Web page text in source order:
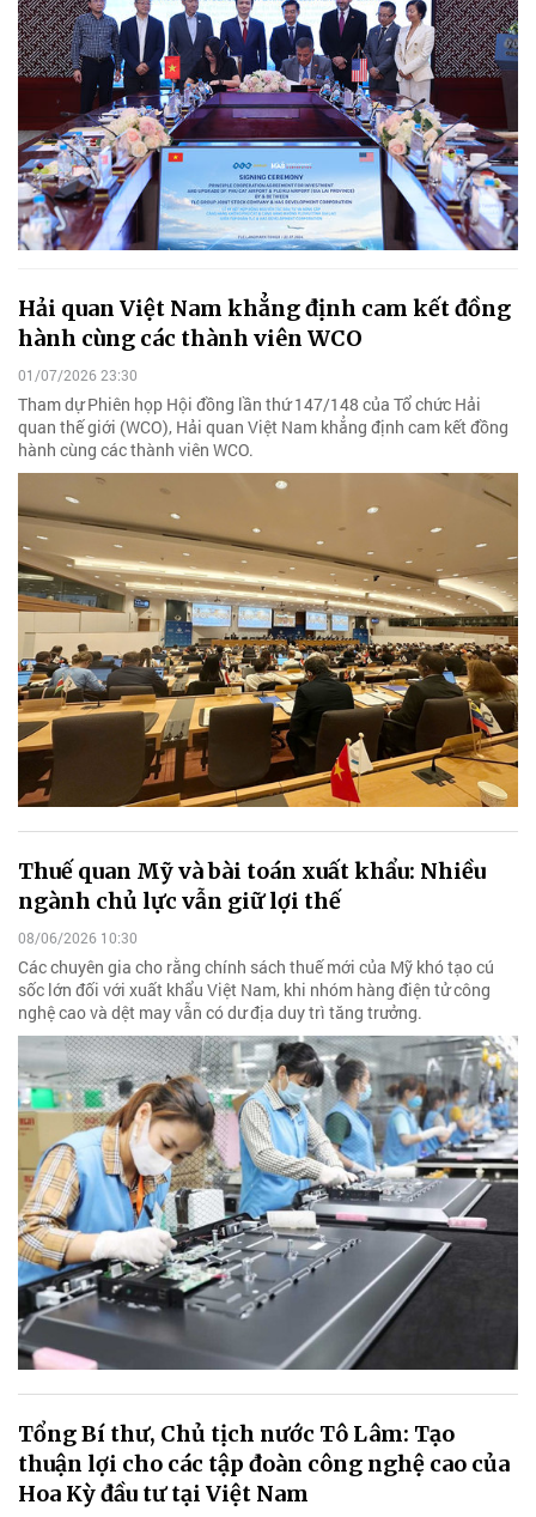
Hải quan Việt Nam khẳng định cam kết đồng
hành cùng các thành viên WCO
01/07/2026 23:30
Tham dự Phiên họp Hội đồng lần thứ 147/148 của Tổ chức Hải
quan thế giới (WCO), Hải quan Việt Nam khẳng định cam kết đồng
hành cùng các thành viên WCO.
Thuế quan Mỹ và bài toán xuất khẩu: Nhiều
ngành chủ lực vẫn giữ lợi thế
08/06/2026 10:30
Các chuyên gia cho rằng chính sách thuế mới của Mỹ khó tạo cú
sốc lớn đối với xuất khẩu Việt Nam, khi nhóm hàng điện tử công
nghệ cao và dệt may vẫn có dư địa duy trì tăng trưởng.
Tổng Bí thư, Chủ tịch nước Tô Lâm: Tạo
thuận lợi cho các tập đoàn công nghệ cao của
Hoa Kỳ đầu tư tại Việt Nam